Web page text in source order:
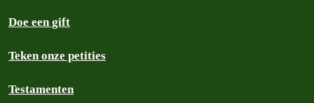
Doe een gift
Teken onze petities
Testamenten